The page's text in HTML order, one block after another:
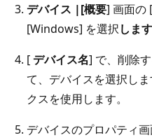
デバイス |[概要] 画面の [
[Windows] を選択します
[ デバイス名] で、削除
て、デバイスを選択し
クスを使用します。
デバイスのプロパティ